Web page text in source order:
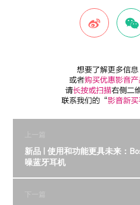
上一篇
新品 | 使用和功能更具未来：
噪蓝牙耳机
下一篇